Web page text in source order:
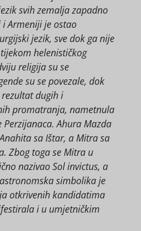
svih zemalja zapadno
Armeniji je ostao
jezik, sve dok ga nije
helenističkog
religija su se
su se povezale, dok
dugih i
promatranja, nametnula
Ahura Mazda
sa Ištar, a Mitra sa
Zbog toga se Mitra u
nazivao Sol invictus, a
simbolika je
otkrivenih kandidatima
i u umjetničkim